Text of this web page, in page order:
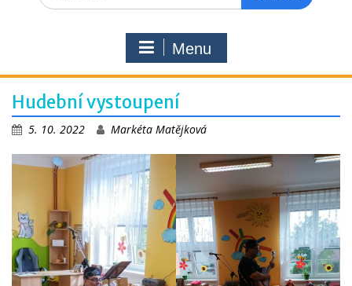
Menu
Hudební vystoupení
5. 10. 2022 Markéta Matějková